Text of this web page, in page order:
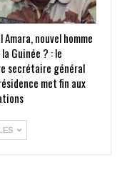
Amara, nouvel homme
Guinée ? : le
secrétaire général
met fin aux